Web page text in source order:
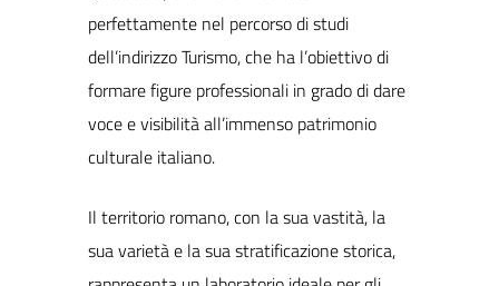
perfettamente nel percorso di studi
dell’indirizzo Turismo, che ha l’obiettivo di
formare figure professionali in grado di dare
voce e visibilità all’immenso patrimonio
culturale italiano.
Il territorio romano, con la sua vastità, la
sua varietà e la sua stratificazione storica,